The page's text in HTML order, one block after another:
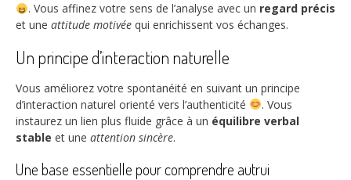
. Vous affinez votre sens de l’analyse avec un regard précis
et une attitude motivée qui enrichissent vos échanges.
Un principe d’interaction naturelle
Vous améliorez votre spontanéité en suivant un principe
d’interaction naturel orienté vers l’authenticité
. Vous
instaurez un lien plus fluide grâce à un équilibre verbal
stable et une attention sincère.
Une base essentielle pour comprendre autrui